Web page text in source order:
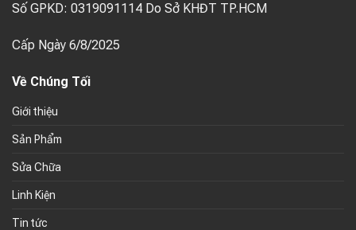
Số GPKD: 0319091114 Do Sở KHĐT TP.HCM
Cấp Ngày 6/8/2025
Về Chúng Tối
Giới thiệu
Sản Phẩm
Sửa Chữa
Linh Kiện
Tin tức